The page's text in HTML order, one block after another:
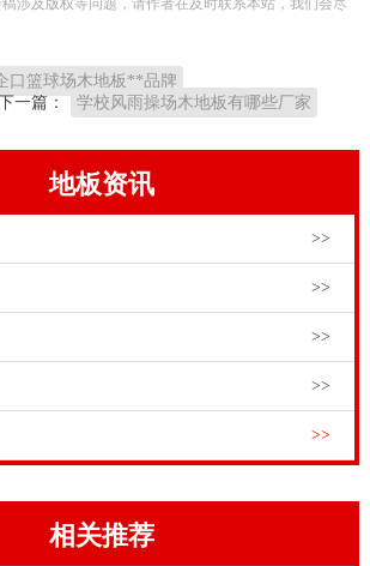
涉及版权等问题，请作者在及时联系本站，我们会尽
口篮球场木地板**品牌
一篇：
学校风雨操场木地板有哪些厂家
地板资讯
>>
>>
>>
>>
>>
相关推荐